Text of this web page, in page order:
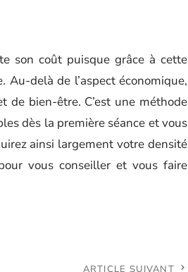
son coût puisque grâce à cette
delà de l’aspect économique,
de bien-être. C’est une méthode
dès la première séance et vous
ainsi largement votre densité
vous conseiller et vous faire
ARTICLE SUIVANT